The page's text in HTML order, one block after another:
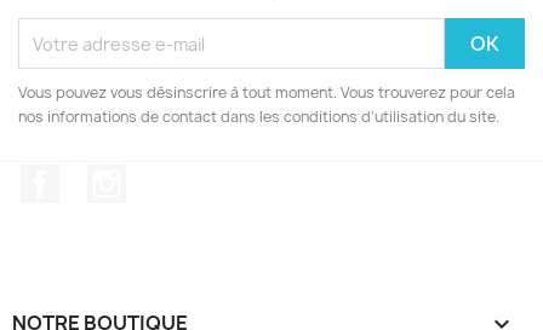
Vous pouvez vous désinscrire à tout moment. Vous trouverez pour cela
nos informations de contact dans les conditions d'utilisation du site.
NOTRE BOUTIQUE 